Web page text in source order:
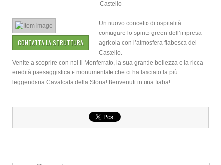
Castello
CONTATTA LA STRUTTURA
Un nuovo concetto di ospitalità:
coniugare lo spirito green dell’impresa
agricola con l’atmosfera fiabesca del
Castello.
Venite a scoprire con noi il Monferrato, la sua grande bellezza e la ricca
eredità paesaggistica e monumentale che ci ha lasciato la più
leggendaria Cavalcata della Storia! Benvenuti in una fiaba!